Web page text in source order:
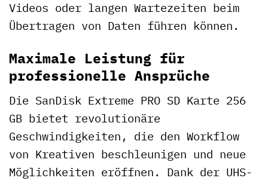
Videos oder langen Wartezeiten beim
Übertragen von Daten führen können.
Maximale Leistung für
professionelle Ansprüche
Die SanDisk Extreme PRO SD Karte 256
GB bietet revolutionäre
Geschwindigkeiten, die den Workflow
von Kreativen beschleunigen und neue
Möglichkeiten eröffnen. Dank der UHS-